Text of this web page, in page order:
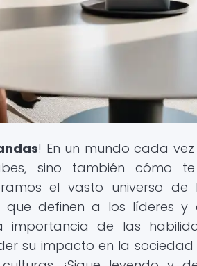
! En un mundo cada
sino también cómo te
el vasto universo
que definen a los líderes y
importancia de las
su impacto en la